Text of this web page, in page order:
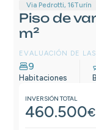
Via Pedrotti, 16Turín
Piso de
m²
EVALUACIÓN DE
9
Habitaciones
INVERSIÓN TOTAL
460.500€